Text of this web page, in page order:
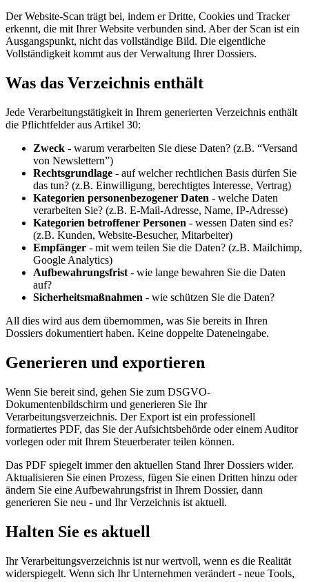
Der Website-Scan trägt bei, indem er Dritte, Cookies und Tracker
erkennt, die mit Ihrer Website verbunden sind. Aber der Scan ist ein
Ausgangspunkt, nicht das vollständige Bild. Die eigentliche
Vollständigkeit kommt aus der Verwaltung Ihrer Dossiers.
Was das Verzeichnis enthält
Jede Verarbeitungstätigkeit in Ihrem generierten Verzeichnis enthält
die Pflichtfelder aus Artikel 30:
Zweck - warum verarbeiten Sie diese Daten? (z.B. “Versand
von Newslettern”)
Rechtsgrundlage - auf welcher rechtlichen Basis dürfen Sie
das tun? (z.B. Einwilligung, berechtigtes Interesse, Vertrag)
Kategorien personenbezogener Daten - welche Daten
verarbeiten Sie? (z.B. E-Mail-Adresse, Name, IP-Adresse)
Kategorien betroffener Personen - wessen Daten sind es?
(z.B. Kunden, Website-Besucher, Mitarbeiter)
Empfänger - mit wem teilen Sie die Daten? (z.B. Mailchimp,
Google Analytics)
Aufbewahrungsfrist - wie lange bewahren Sie die Daten
auf?
Sicherheitsmaßnahmen - wie schützen Sie die Daten?
All dies wird aus dem übernommen, was Sie bereits in Ihren
Dossiers dokumentiert haben. Keine doppelte Dateneingabe.
Generieren und exportieren
Wenn Sie bereit sind, gehen Sie zum DSGVO-
Dokumentenbildschirm und generieren Sie Ihr
Verarbeitungsverzeichnis. Der Export ist ein professionell
formatiertes PDF, das Sie der Aufsichtsbehörde oder einem Auditor
vorlegen oder mit Ihrem Steuerberater teilen können.
Das PDF spiegelt immer den aktuellen Stand Ihrer Dossiers wider.
Aktualisieren Sie einen Prozess, fügen Sie einen Dritten hinzu oder
ändern Sie eine Aufbewahrungsfrist in Ihrem Dossier, dann
generieren Sie neu - und Ihr Verzeichnis ist aktuell.
Halten Sie es aktuell
Ihr Verarbeitungsverzeichnis ist nur wertvoll, wenn es die Realität
widerspiegelt. Wenn sich Ihr Unternehmen verändert - neue Tools,